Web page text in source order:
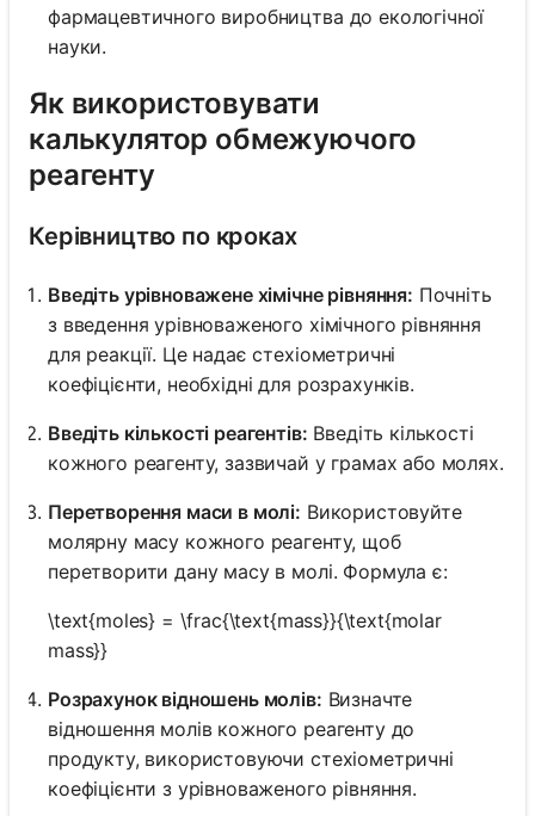
фармацевтичного виробництва до екологічної
науки.
Як використовувати
калькулятор обмежуючого
реагенту
Керівництво по кроках
Введіть урівноважене хімічне рівняння: Почніть
з введення урівноваженого хімічного рівняння
для реакції. Це надає стехіометричні
коефіцієнти, необхідні для розрахунків.
Введіть кількості реагентів: Введіть кількості
кожного реагенту, зазвичай у грамах або молях.
Перетворення маси в молі: Використовуйте
молярну масу кожного реагенту, щоб
перетворити дану масу в молі. Формула є:
\text{moles} = \frac{\text{mass}}{\text{molar
mass}}
Розрахунок відношень молів: Визначте
відношення молів кожного реагенту до
продукту, використовуючи стехіометричні
коефіцієнти з урівноваженого рівняння.